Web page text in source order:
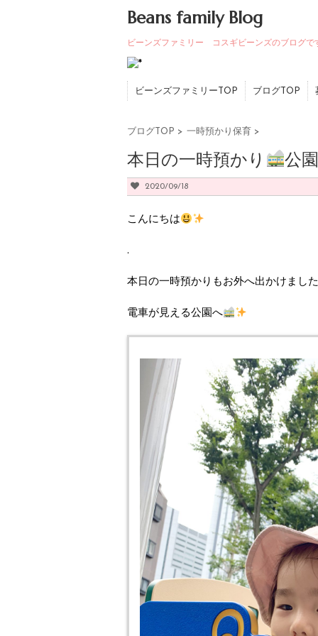
Beans family Blog
ビーンズファミリー コスギビーンズのブログで
ビーンズファミリーTOP ブログTOP
ブログTOP > 一時預かり保育 >
本日の一時預かり 公
2020/09/18
こんにちは
.
本日の一時預かりもお外へ出かけました
電車が見える公園へ